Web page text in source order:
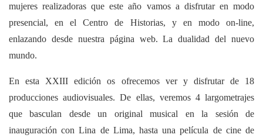
mujeres realizadoras que este año vamos a disfrutar en modo
presencial, en el Centro de Historias, y en modo on-line,
enlazando desde nuestra página web. La dualidad del nuevo
mundo.
En esta XXIII edición os ofrecemos ver y disfrutar de 18
producciones audiovisuales. De ellas, veremos 4 largometrajes
que basculan desde un original musical en la sesión de
inauguración con Lina de Lima, hasta una película de cine de